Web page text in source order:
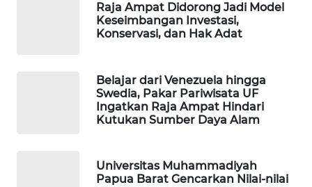
Raja Ampat Didorong Jadi Model
Keseimbangan Investasi,
Konservasi, dan Hak Adat
Belajar dari Venezuela hingga
Swedia, Pakar Pariwisata UF
Ingatkan Raja Ampat Hindari
Kutukan Sumber Daya Alam
Universitas Muhammadiyah
Papua Barat Gencarkan Nilai-nilai